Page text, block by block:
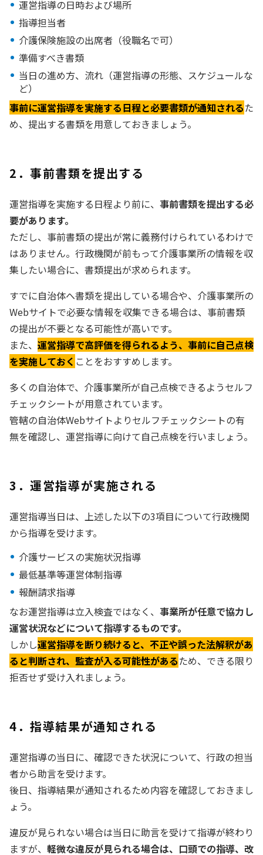
運営指導の日時および場所
指導担当者
介護保険施設の出席者（役職名で可）
準備すべき書類
当日の進め方、流れ（運営指導の形態、スケジュールな
ど）
事前に運営指導を実施する日程と必要書類が通知されるた
め、提出する書類を用意しておきましょう。
2．事前書類を提出する
運営指導を実施する日程より前に、 事前書類を提出する必
要があります。
ただし、事前書類の提出が常に義務付けられているわけで
はありません。行政機関が前もって介護事業所の情報を収
集したい場合に、書類提出が求められます。
すでに自治体へ書類を提出している場合や、介護事業所の
Webサイトで必要な情報を収集できる場合は、事前書類
の提出が不要となる可能性が高いです。
また、 運営指導で高評価を得られるよう、事前に自己点検
を実施しておく ことをおすすめします。
多くの自治体で、介護事業所が自己点検できるようセルフ
チェックシートが用意されています。
管轄の自治体Webサイトよりセルフチェックシートの有
無を確認し、運営指導に向けて自己点検を行いましょう。
3．運営指導が実施される
運営指導当日は、上述した以下の3項目について行政機関
から指導を受けます。
介護サービスの実施状況指導
最低基準等運営体制指導
報酬請求指導
なお運営指導は立入検査ではなく、 事業所が任意で協力し
運営状況などについて指導するものです。
しかし運営指導を断り続けると、不正や誤った法解釈があ
ると判断され、監査が入る可能性があるため、できる限り
拒否せず受け入れましょう。
4．指導結果が通知される
運営指導の当日に、確認できた状況について、行政の担当
者から助言を受けます。
後日、指導結果が通知されるため内容を確認しておきまし
ょう。
違反が見られない場合は当日に助言を受けて指導が終わり
ますが、 軽微な違反が見られる場合は、口頭での指導、改